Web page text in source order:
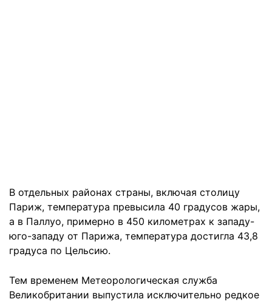
В отдельных районах страны, включая столицу
Париж, температура превысила 40 градусов жары,
а в Паллуо, примерно в 450 километрах к западу-
юго-западу от Парижа, температура достигла 43,8
градуса по Цельсию.
Тем временем Метеорологическая служба
Великобритании выпустила исключительно редкое